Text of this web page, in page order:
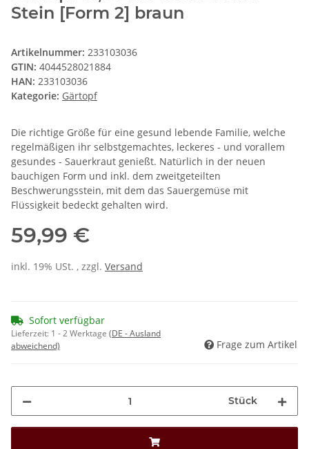
Stein [Form 2] braun
Artikelnummer: 233103036
GTIN: 4044528021884
HAN: 233103036
Kategorie: Gärtopf
Die richtige Größe für eine gesund lebende Familie, welche
regelmäßigen ihr selbstgemachtes, leckeres - und vorallem
gesundes - Sauerkraut genießt. Natürlich in der neuen
bauchigen Form und inkl. dem zweitgeteilten
Beschwerungsstein, mit dem das Sauergemüse mit
Flüssigkeit bedeckt gehalten wird.
59,99 €
inkl. 19% USt. , zzgl. Versand
Sofort verfügbar
Lieferzeit: 1 - 2 Werktage (DE - Ausland
abweichend)
Frage zum Artikel
Stück